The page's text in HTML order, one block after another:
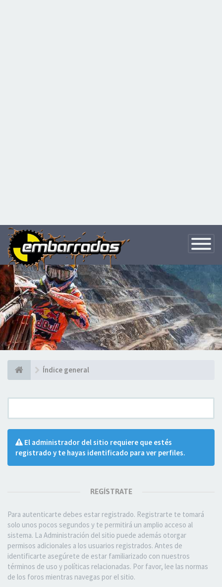
Toggle
Índice general
El administrador del sitio requiere que estés
registrado y te hayas identificado para ver perfiles.
REGÍSTRATE
Para autenticarte debes estar registrado. Registrarte te tomará
solo unos pocos segundos y te permitirá un amplio acceso al
sistema. La Administración del sitio puede además otorgar
permisos adicionales a los usuarios registrados. Antes de
identificarte asegúrete de estar familiarizado con nuestros
términos de uso y políticas relacionadas. Por favor, lee las normas
de los foros mientras navegas por el sitio.